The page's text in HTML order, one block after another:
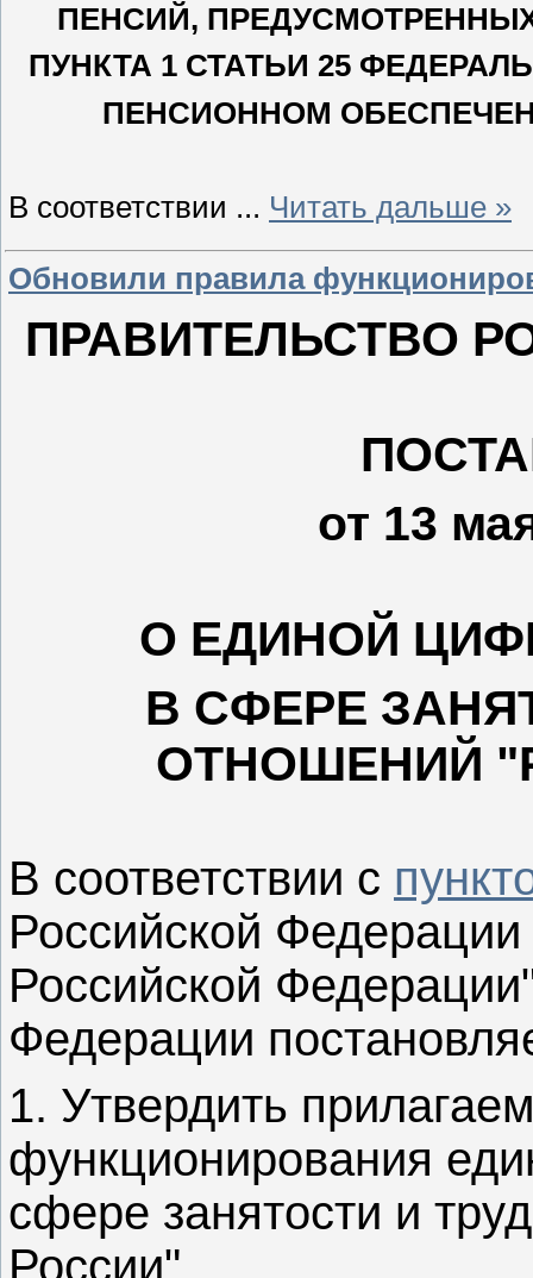
ПЕНСИЙ,
ПУНКТА 1 СТАТЬИ 25
ПЕНСИОННОМ
В соответствии ... Читать дальше »
Обновили правила
ПРАВИТЕЛЬСТВО
от 13
О ЕДИНОЙ
В СФЕРЕ
ОТНОШЕНИЙ
В соответствии с
Российской
Российской
Федерации
1. Утвердить
функционирования
сфере занятости и
России".